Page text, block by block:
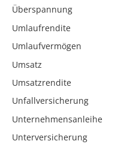
Überspannung
Umlaufrendite
Umlaufvermögen
Umsatz
Umsatzrendite
Unfallversicherung
Unternehmensanleihe
Unterversicherung